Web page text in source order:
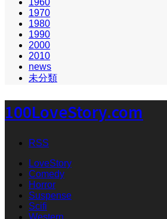
1960
1970
1980
1990
2000
2010
news
未分類
100LoveStory.com
RSS
LoveStory
Comedy
Horror
Suspense
Scifi
Western